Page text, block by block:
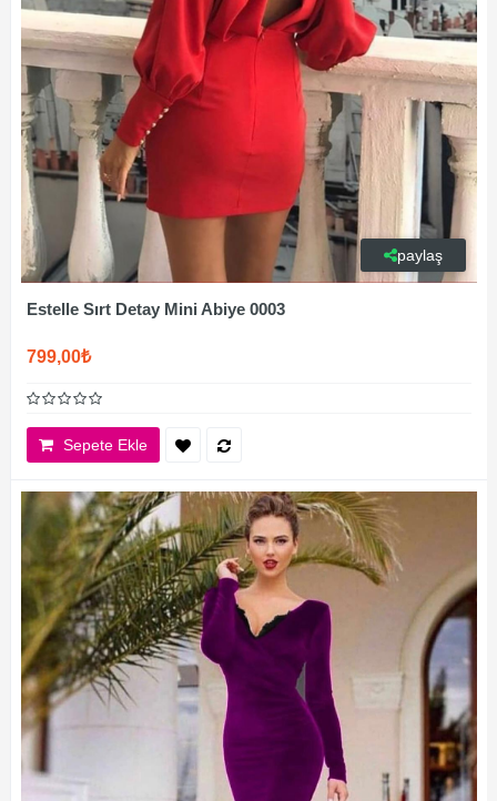
paylaş
Estelle Sırt Detay Mini Abiye 0003
799,00₺
Sepete Ekle